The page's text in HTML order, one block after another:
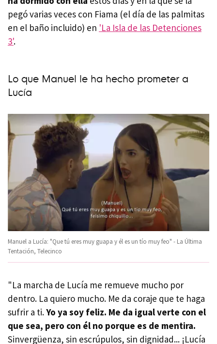
pegó varias veces con Fiama (el día de las palmitas
en el baño incluido) en 'La Isla de las Detenciones
3'.
Lo que Manuel le ha hecho prometer a
Lucía
Manuel a Lucía: "Que tú eres muy guapa y él es un tío muy feo" - La Última
Tentación, Telecinco
"La marcha de Lucía me remueve mucho por
dentro. La quiero mucho. Me da coraje que te haga
sufrir a ti.Yo ya soy feliz. Me da igual verte con el
que sea, pero con él no porque es de mentira.
Sinvergüenza, sin escrúpulos, sin dignidad... ¡Lucía